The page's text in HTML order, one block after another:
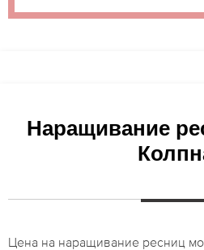
Наращивание
Цена на наращивание ресниц